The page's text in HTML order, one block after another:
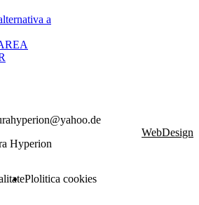
Hyperion
WebDesign
Plolitica cookies